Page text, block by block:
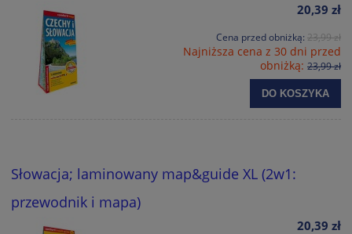
20,39 zł
Cena przed obniżką: 23,99 zł
Najniższa cena z 30 dni przed
obniżką: 23,99 zł
DO KOSZYKA
Słowacja; laminowany map&guide XL (2w1:
przewodnik i mapa)
20,39 zł